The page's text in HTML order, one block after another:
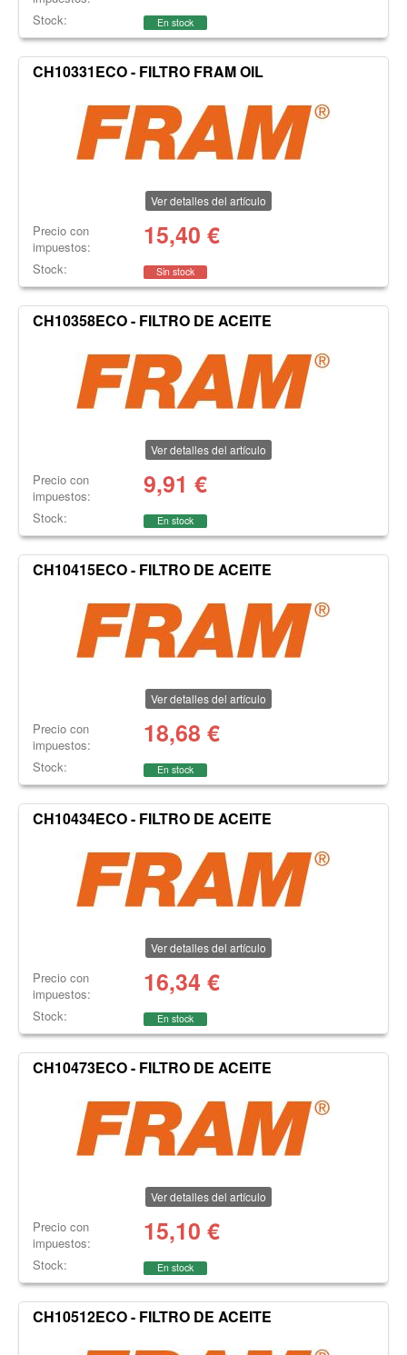
Stock: En stock
CH10331ECO - FILTRO FRAM OIL
Ver detalles del artículo
Precio con
impuestos:
15,40 €
Stock: Sin stock
CH10358ECO - FILTRO DE ACEITE
Ver detalles del artículo
Precio con
impuestos:
9,91 €
Stock: En stock
CH10415ECO - FILTRO DE ACEITE
Ver detalles del artículo
Precio con
impuestos:
18,68 €
Stock: En stock
CH10434ECO - FILTRO DE ACEITE
Ver detalles del artículo
Precio con
impuestos:
16,34 €
Stock: En stock
CH10473ECO - FILTRO DE ACEITE
Ver detalles del artículo
Precio con
impuestos:
15,10 €
Stock: En stock
CH10512ECO - FILTRO DE ACEITE